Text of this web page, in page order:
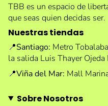
TBB es un espacio de
que seas quien decidas ser.
Nuestras tiendas
📍Santiago: Metro
la salida Luis Thayer Ojeda
📍Viña del Mar: Mall
Sobre Nosotros